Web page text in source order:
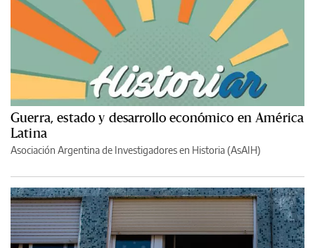
Guerra, estado y desarrollo económico en América
Latina
Asociación Argentina de Investigadores en Historia (AsAIH)